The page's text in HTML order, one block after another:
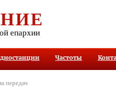
епархии
Частоты
передач